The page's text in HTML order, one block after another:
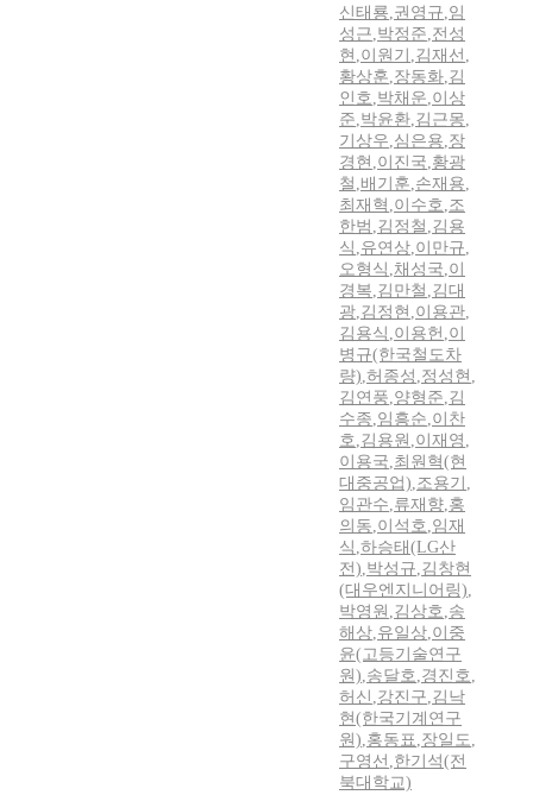
신태룡,권영규,임
성근,박정준,전성
현 ,이원기 ,김재선 ,
황상훈,장동화,김
인호,박채운,이상
준,박윤환,김근몽,
기상우,심은용,장
경현 ,이진국,황광
철 ,배기훈,손재용,
최재혁 ,이수호,조
한범 ,김정철 ,김용
식 ,유연상,이만규,
오형식 ,채성국,이
경복,김만철 ,김대
광,김정현 ,이용관,
김용식 ,이용헌 ,이
병규(한국철도차
량),허종성 ,정성현 ,
김연풍,양형준,김
수종,임흥순,이찬
호,김용원 ,이재영 ,
이용국,최원혁(현
대중공업),조용기 ,
임관수,류재향,홍
의동,이석호,임재
식 ,하승태(LG산
전),박성규,김창현
(대우엔지니어링),
박영원 ,김상호,송
해상,유일상,이중
윤(고등기술연구
원),송달호,경진호,
허신 ,강진구,김낙
현(한국기계연구
원),홍동표,장일도,
구영선 ,한기석(전
북대학교)